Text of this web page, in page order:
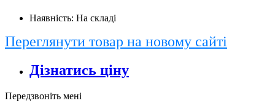
Наявність: На складі
Переглянути товар на новому сайті
Дізнатись ціну
Передзвоніть мені